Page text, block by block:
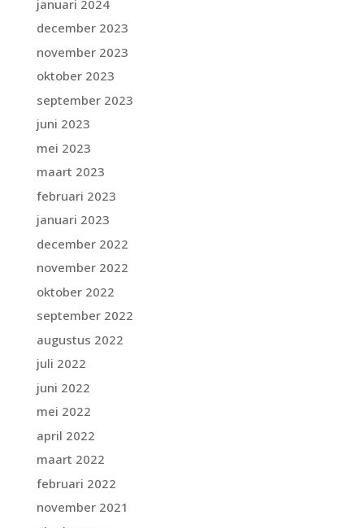
januari 2024
december 2023
november 2023
oktober 2023
september 2023
juni 2023
mei 2023
maart 2023
februari 2023
januari 2023
december 2022
november 2022
oktober 2022
september 2022
augustus 2022
juli 2022
juni 2022
mei 2022
april 2022
maart 2022
februari 2022
november 2021